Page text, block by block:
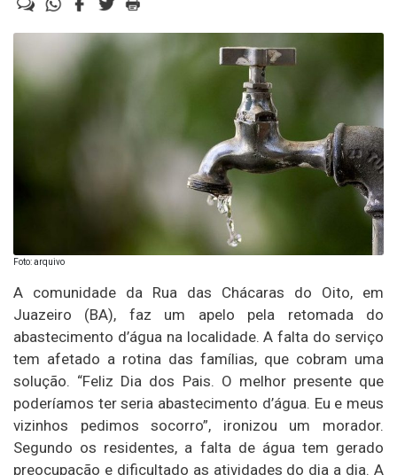
Foto: arquivo
A comunidade da Rua das Chácaras do Oito, em
Juazeiro (BA), faz um apelo pela retomada do
abastecimento d’água na localidade. A falta do serviço
tem afetado a rotina das famílias, que cobram uma
solução. “Feliz Dia dos Pais. O melhor presente que
poderíamos ter seria abastecimento d’água. Eu e meus
vizinhos pedimos socorro”, ironizou um morador.
Segundo os residentes, a falta de água tem gerado
preocupação e dificultado as atividades do dia a dia. A